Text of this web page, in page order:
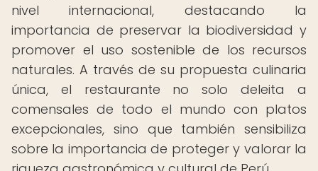
nivel internacional, destacando la
importancia de preservar la biodiversidad y
promover el uso sostenible de los recursos
naturales. A través de su propuesta culinaria
única, el restaurante no solo deleita a
comensales de todo el mundo con platos
excepcionales, sino que también sensibiliza
sobre la importancia de proteger y valorar la